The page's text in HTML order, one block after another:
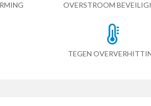
OVERSTROOM
TEGEN